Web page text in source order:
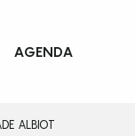
AGENDA
ALBIOT